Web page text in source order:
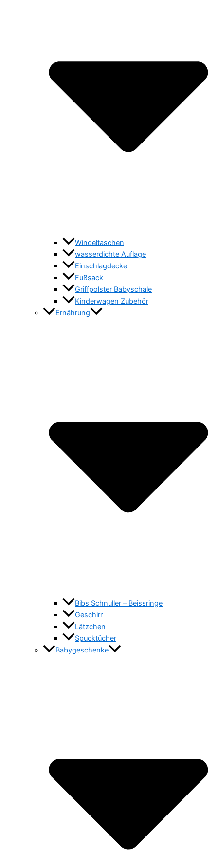
Windeltaschen
wasserdichte Auflage
Einschlagdecke
Fußsack
Griffpolster Babyschale
Kinderwagen Zubehör
Ernährung
Bibs Schnuller – Beissringe
Geschirr
Lätzchen
Spucktücher
Babygeschenke